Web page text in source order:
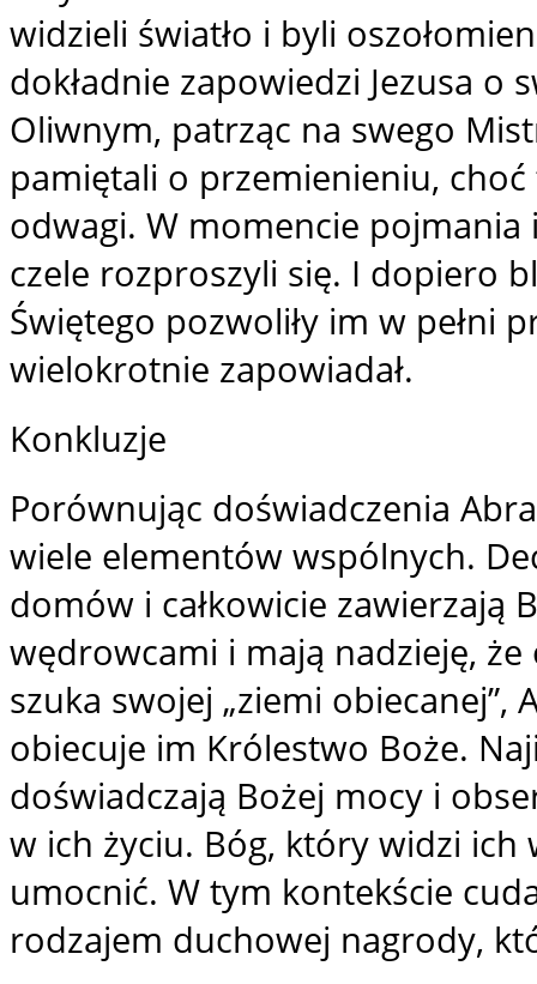
widzieli światło i byli
dokładnie zapowiedzi Jezusa o
Oliwnym, patrząc na swego
pamiętali o przemienieniu,
odwagi. W momencie pojmania
czele rozproszyli się. I dopiero
Świętego pozwoliły im w pełni
wielokrotnie zapowiadał.
Konkluzje
Porównując doświadczenia
wiele elementów wspólnych.
domów i całkowicie zawierzają
wędrowcami i mają nadzieję,
szuka swojej „ziemi obiecanej”,
obiecuje im Królestwo Boże.
doświadczają Bożej mocy i
w ich życiu. Bóg, który widzi
umocnić. W tym kontekście
rodzajem duchowej nagrody,